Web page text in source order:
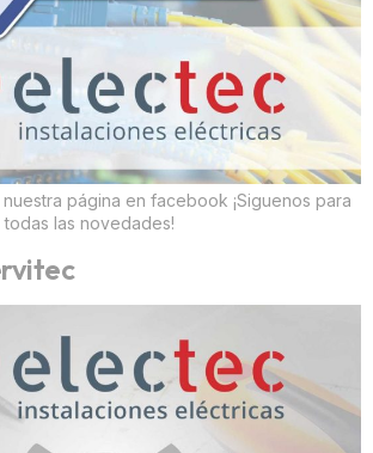
página en facebook ¡Siguenos para
las novedades!